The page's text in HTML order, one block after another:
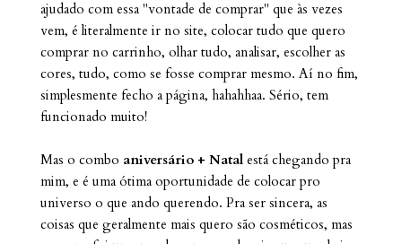
ajudado com essa "vontade de comprar" que às vezes
vem, é literalmente ir no site, colocar tudo que quero
comprar no carrinho, olhar tudo, analisar, escolher as
cores, tudo, como se fosse comprar mesmo. Aí no fim,
simplesmente fecho a página, hahahhaa. Sério, tem
funcionado muito!
Mas o combo aniversário + Natal está chegando pra
mim, e é uma ótima oportunidade de colocar pro
universo o que ando querendo. Pra ser sincera, as
coisas que geralmente mais quero são cosméticos, mas